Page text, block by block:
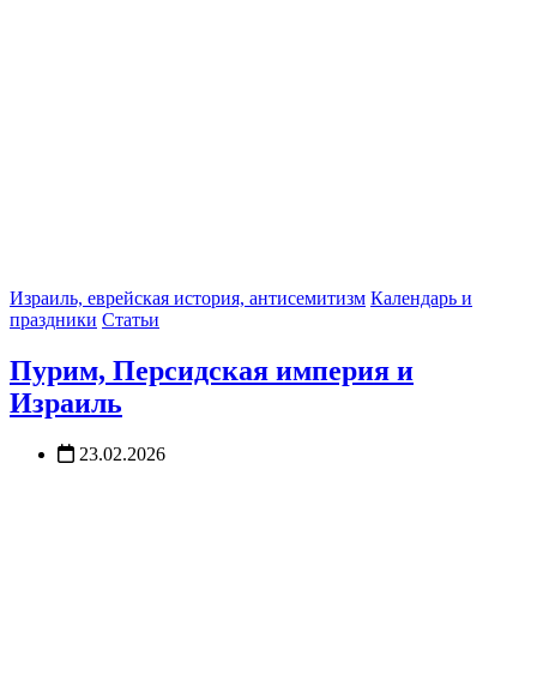
Израиль, еврейская история, антисемитизм Календарь и
праздники Статьи
Пурим, Персидская империя и
Израиль
23.02.2026